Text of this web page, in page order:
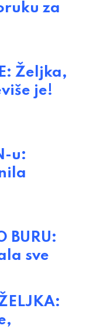
za
Željka,
je!
u:
BURU:
sve